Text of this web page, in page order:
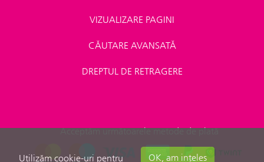
VIZUALIZARE PAGINI
CĂUTARE AVANSATĂ
DREPTUL DE RETRAGERE
Acceptăm următoarele metode de plată
Utilizăm cookie-uri pentru OK, am ințeles